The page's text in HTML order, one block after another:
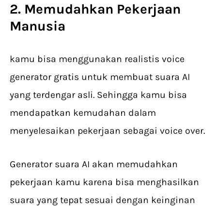
2. Memudahkan Pekerjaan
Manusia
kamu bisa menggunakan realistis voice
generator gratis untuk membuat suara AI
yang terdengar asli. Sehingga kamu bisa
mendapatkan kemudahan dalam
menyelesaikan pekerjaan sebagai voice over.
Generator suara AI akan memudahkan
pekerjaan kamu karena bisa menghasilkan
suara yang tepat sesuai dengan keinginan